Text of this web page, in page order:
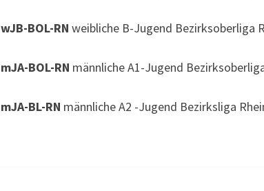
wJB-BOL-RN weibliche B-Jugend Bezirksoberliga
mJA-BOL-RN männliche A1-Jugend
mJA-BL-RN männliche A2 -Jugend Bezirksliga